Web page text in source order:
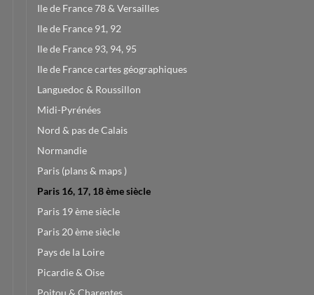
Ile de France 78 & Versailles
Ile de France 91, 92
Ile de France 93, 94, 95
Ile de France cartes géographiques
Languedoc & Roussillon
Midi-Pyrénées
Nord & pas de Calais
Normandie
Paris (plans & maps )
Paris 16, 17, 18 ème siècle
Paris 19 ème siècle
Paris 20 ème siècle
Pays de la Loire
Picardie & Oise
Poitou & Charentes